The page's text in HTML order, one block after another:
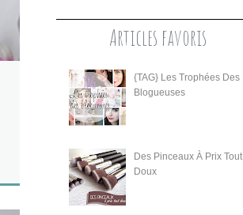
Articles favoris
{TAG} Les Trophées Des
Blogueuses
Des Pinceaux À Prix Tout
Doux